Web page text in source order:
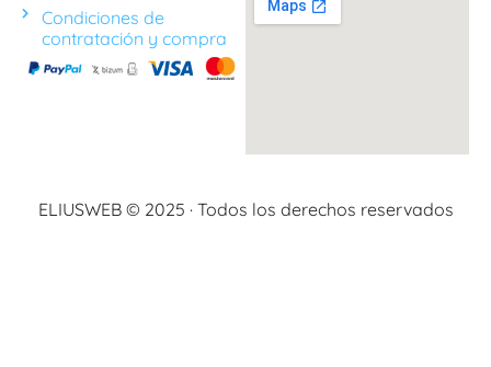
Condiciones de
contratación y compra
ELIUSWEB © 2025 · Todos los derechos reservados